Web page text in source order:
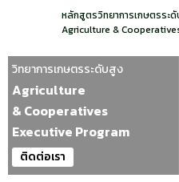
หลักสูตรวิทยาการเกษตรระ
Agriculture &
วิทยาการเกษตรระดับสูง
Agriculture
& Cooperatives
Executive Program
ติดต่อเรา